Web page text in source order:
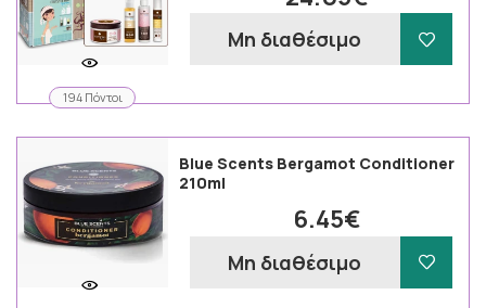
194 Πόντοι
Μη διαθέσιμο
Blue Scents Bergamot Conditioner
210ml
6.45€
Μη διαθέσιμο